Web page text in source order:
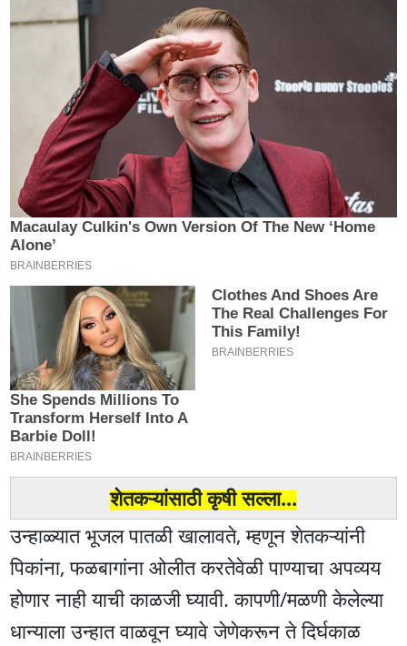
शेतकऱ्यांसाठी कृषी सल्ला...
उन्हाळ्यात भूजल पातळी खालावते, म्हणून शेतकऱ्यांनी
पिकांना, फळबागांना ओलीत करतेवेळी पाण्याचा अपव्यय
होणार नाही याची काळजी घ्यावी. कापणी/मळणी केलेल्या
धान्याला उन्हात वाळवून घ्यावे जेणेकरून ते दिर्घकाळ